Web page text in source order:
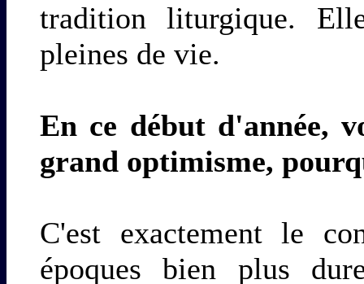
tradition liturgique.
pleines de vie.
En ce début d'année,
grand optimisme,
C'est exactement le
époques bien plus